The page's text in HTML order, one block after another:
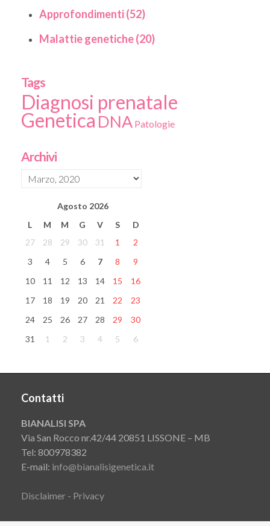
Approfondimenti (52)
Malattie genetiche (20)
Tags
Diagnosi prenatale
Genetica DNA Patologie
Archivi
Agosto 2026
L
M M G V S
D
27
28 29 30 31 1
2
3
4 5 6 7 8
9
10
11 12 13 14 15
16
17
18 19 20 21 22
23
24
25 26 27 28 29
30
31
1 2 3 4 5 6
Contatti
BIANALISI SPA
Via San Rocco nr.42/44 20851 LISSONE – MB
Tel: 800978382
E-mail: info@bianalisigenetica.it
Disclaimer - Privacy